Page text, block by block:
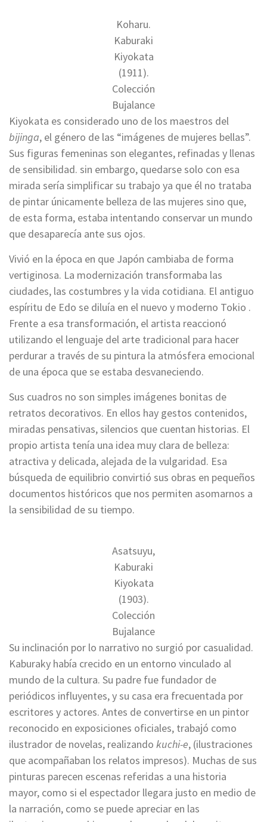
Koharu.
Kaburaki
Kiyokata
(1911).
Colección
Bujalance
Kiyokata es considerado uno de los maestros del
bijinga, el género de las “imágenes de mujeres bellas”.
Sus figuras femeninas son elegantes, refinadas y llenas
de sensibilidad. sin embargo, quedarse solo con esa
mirada sería simplificar su trabajo ya que él no trataba
de pintar únicamente belleza de las mujeres sino que,
de esta forma, estaba intentando conservar un mundo
que desaparecía ante sus ojos.
Vivió en la época en que Japón cambiaba de forma
vertiginosa. La modernización transformaba las
ciudades, las costumbres y la vida cotidiana. El antiguo
espíritu de Edo se diluía en el nuevo y moderno Tokio .
Frente a esa transformación, el artista reaccionó
utilizando el lenguaje del arte tradicional para hacer
perdurar a través de su pintura la atmósfera emocional
de una época que se estaba desvaneciendo.
Sus cuadros no son simples imágenes bonitas de
retratos decorativos. En ellos hay gestos contenidos,
miradas pensativas, silencios que cuentan historias. El
propio artista tenía una idea muy clara de belleza:
atractiva y delicada, alejada de la vulgaridad. Esa
búsqueda de equilibrio convirtió sus obras en pequeños
documentos históricos que nos permiten asomarnos a
la sensibilidad de su tiempo.
Asatsuyu,
Kaburaki
Kiyokata
(1903).
Colección
Bujalance
Su inclinación por lo narrativo no surgió por casualidad.
Kaburaky había crecido en un entorno vinculado al
mundo de la cultura. Su padre fue fundador de
periódicos influyentes, y su casa era frecuentada por
escritores y actores. Antes de convertirse en un pintor
reconocido en exposiciones oficiales, trabajó como
ilustrador de novelas, realizando kuchi-e, (ilustraciones
que acompañaban los relatos impresos). Muchas de sus
pinturas parecen escenas referidas a una historia
mayor, como si el espectador llegara justo en medio de
la narración, como se puede apreciar en las